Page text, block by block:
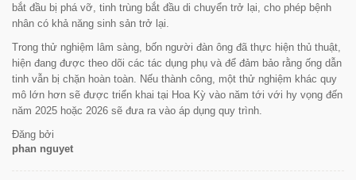
bắt đầu bị phá vỡ, tinh trùng bắt đầu di chuyển trở lại, cho phép bệnh
nhân có khả năng sinh sản trở lại.
Trong thử nghiệm lâm sàng, bốn người đàn ông đã thực hiện thủ thuật,
hiện đang được theo dõi các tác dụng phụ và để đảm bảo rằng ống dẫn
tinh vẫn bị chặn hoàn toàn. Nếu thành công, một thử nghiệm khác quy
mô lớn hơn sẽ được triển khai tại Hoa Kỳ vào năm tới với hy vọng đến
năm 2025 hoặc 2026 sẽ đưa ra vào áp dụng quy trình.
Đăng bởi
phan nguyet